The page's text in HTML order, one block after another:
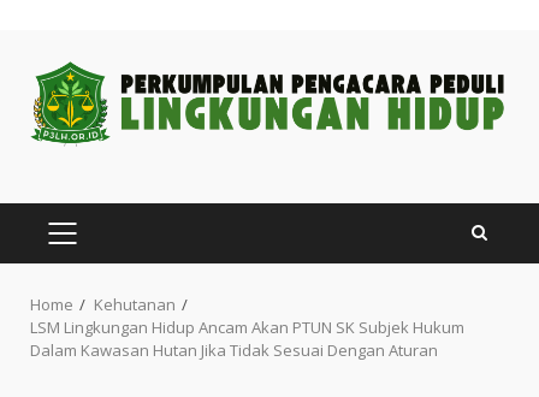
content
PRIMARY
MENU
Home
Kehutanan
LSM Lingkungan Hidup Ancam Akan PTUN SK Subjek Hukum
Dalam Kawasan Hutan Jika Tidak Sesuai Dengan Aturan